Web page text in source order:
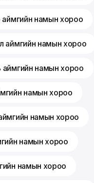
аймгийн намын хороо
аймгийн намын хороо
аймгийн намын хороо
намын хороо
намын хороо
намын хороо
намын хороо